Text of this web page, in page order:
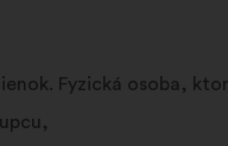
Fyzická osoba,